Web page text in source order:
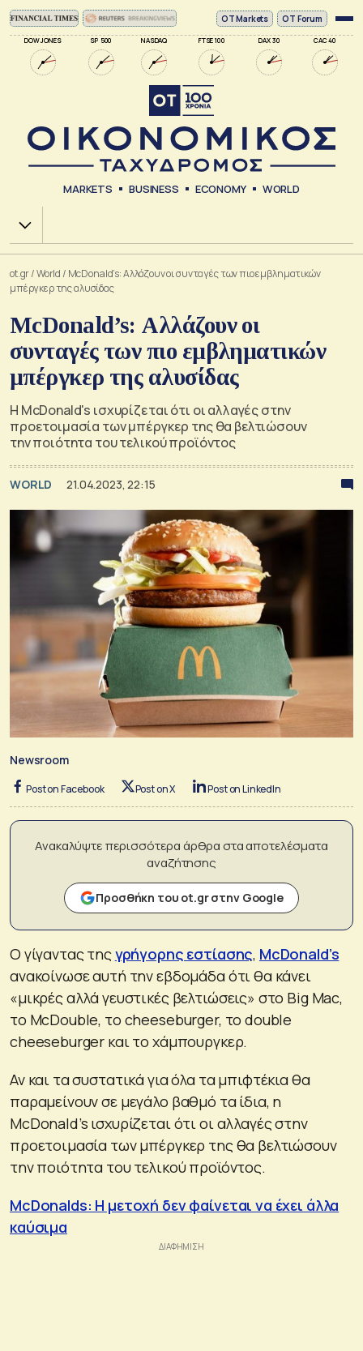
DOW JONES SP 500 NASDAQ FTSE 100 DAX 30 CAC 40
ΟΤ Markets OT Forum
MARKETS BUSINESS ECONOMY WORLD
Χ.Α.
ot.gr/World / McDonald’s: Αλλάζουν οι συνταγές των πιο εμβληματικών
μπέργκερ της αλυσίδας
McDonald’s: Αλλάζουν οι
συνταγές των πιο εμβληματικών
μπέργκερ της αλυσίδας
H McDonald's ισχυρίζεται ότι οι αλλαγές στην
προετοιμασία των μπέργκερ της θα βελτιώσουν
την ποιότητα του τελικού προϊόντος
WORLD 21.04.2023, 22:15
Newsroom
Post on Facebook Post on X Post on LinkedIn
Ανακαλύψτε περισσότερα άρθρα στα αποτελέσματα
αναζήτησης
Προσθήκη του ot.gr στην Google
Ο γίγαντας τηςγρήγορης εστίασης, McDonald’s
ανακοίνωσε αυτή την εβδομάδα ότι θα κάνει
«μικρές αλλά γευστικές βελτιώσεις» στο Big Mac,
το McDouble, το cheeseburger, το double
cheeseburger και το χάμπουργκερ.
Αν και τα συστατικά για όλα τα μπιφτέκια θα
παραμείνουν σε μεγάλο βαθμό τα ίδια, η
McDonald’s ισχυρίζεται ότι οι αλλαγές στην
προετοιμασία των μπέργκερ της θα βελτιώσουν
την ποιότητα του τελικού προϊόντος.
McDonalds: Η μετοχή δεν φαίνεται να έχει άλλα
καύσιμα